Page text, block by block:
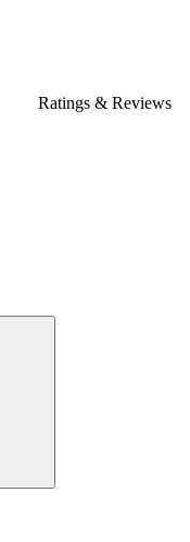
Ratings & Reviews